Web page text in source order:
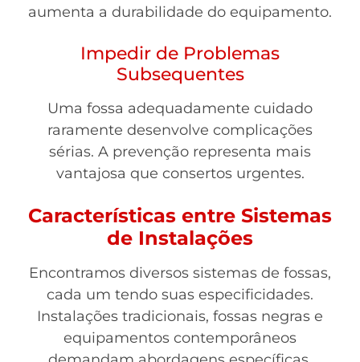
aumenta a durabilidade do equipamento.
Impedir de Problemas
Subsequentes
Uma fossa adequadamente cuidado
raramente desenvolve complicações
sérias. A prevenção representa mais
vantajosa que consertos urgentes.
Características entre Sistemas
de Instalações
Encontramos diversos sistemas de fossas,
cada um tendo suas especificidades.
Instalações tradicionais, fossas negras e
equipamentos contemporâneos